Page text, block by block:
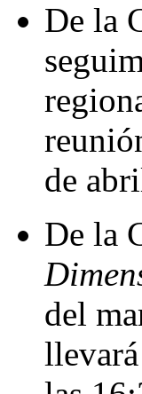
De la
de
De la
del